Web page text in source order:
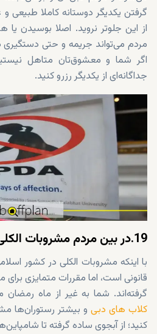
گرفتن یکدیگر دوستانه کاملا طبیعی
از این جلوتر نروید. اصلا بوسیدن یا
مردم می‌تواند جریمه و حتی
اگر شما و معشوق‌تان متاهل
جداگانه‌ای از یکدیگر رزرو کنید.
19.در بین مردم مشروبات الکلی مصرف نکنید
با اینکه مشروبات الکلی در کشور
قانونی است، اما مقررات متمایزی
گرفته‌اند. شما به غیر از ماه رمضان
کلاب های دبی و بیشتر رستوران‌ها
کنید؛ از آبجوی ساده گرفته تا